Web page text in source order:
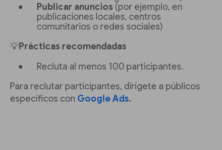
Publicar anuncios (por ejemplo, en
publicaciones locales, centros
comunitarios o redes sociales)
💡Prácticas recomendadas
Recluta al menos 100 participantes.
Para reclutar participantes, dirígete a públicos
específicos con Google Ads.